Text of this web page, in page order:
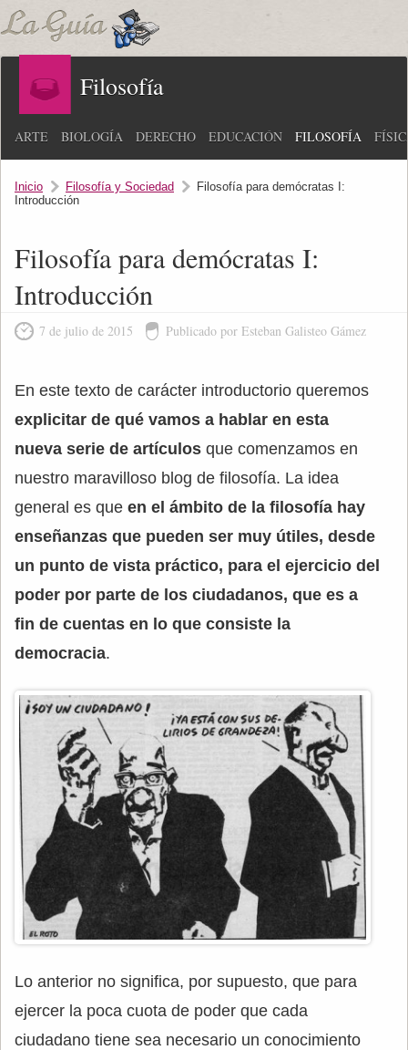
Filosofía
ARTE BIOLOGÍA DERECHO EDUCACIÓN FILOSOFÍA
Inicio Filosofía y Sociedad
Filosofía para demócratas I:
Introducción
Filosofía para demócratas I:
Introducción
7 de julio de 2015 Publicado por Esteban Galisteo Gámez
En este texto de carácter introductorio queremos
explicitar de qué vamos a hablar en esta
nueva serie de artículos que comenzamos en
nuestro maravilloso blog de filosofía. La idea
general es que en el ámbito de la filosofía hay
enseñanzas que pueden ser muy útiles, desde
un punto de vista práctico, para el ejercicio del
poder por parte de los ciudadanos, que es a
fin de cuentas en lo que consiste la
democracia.
Lo anterior no significa, por supuesto, que para
ejercer la poca cuota de poder que cada
ciudadano tiene sea necesario un conocimiento